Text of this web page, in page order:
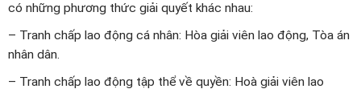
có những phương thức giải quyết khác nhau:
– Tranh chấp lao động cá nhân: Hòa giải viên lao động, Tòa án
nhân dân.
– Tranh chấp lao động tập thể về quyền: Hoà giải viên lao